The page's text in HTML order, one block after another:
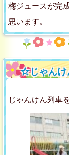
梅ジュースが完
思います。
☆じゃん
じゃんけん列車